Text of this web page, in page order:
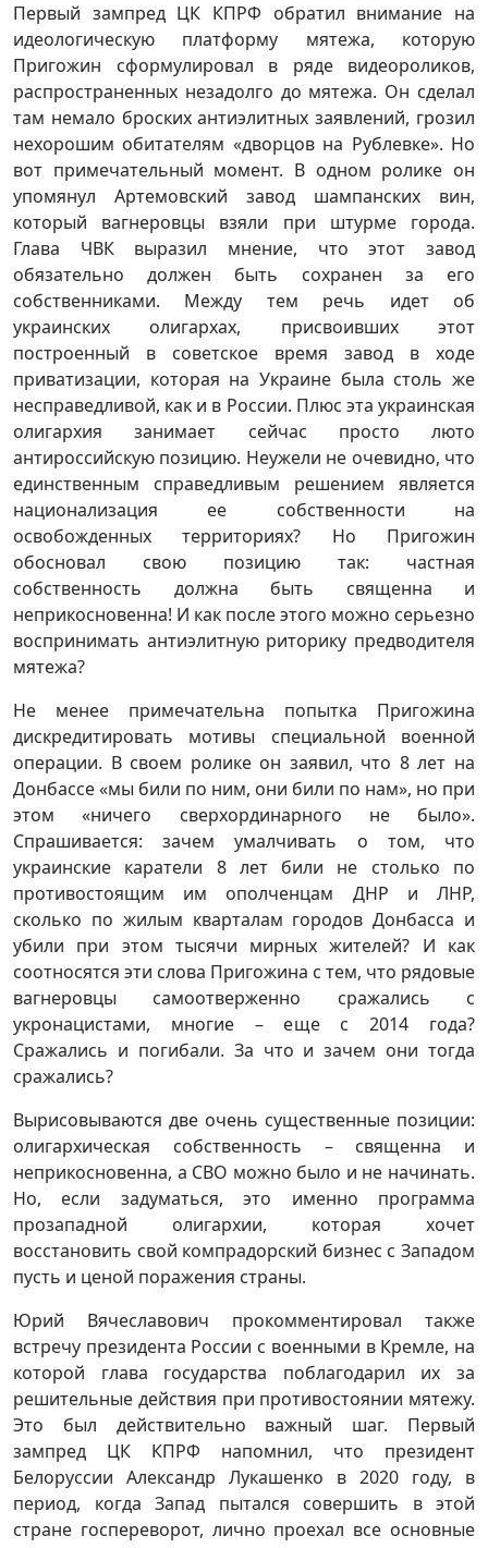
Первый зампред ЦК КПРФ обратил внимание на
идеологическую платформу мятежа, которую
Пригожин сформулировал в ряде видеороликов,
распространенных незадолго до мятежа. Он сделал
там немало броских антиэлитных заявлений, грозил
нехорошим обитателям «дворцов на Рублевке». Но
вот примечательный момент. В одном ролике он
упомянул Артемовский завод шампанских вин,
который вагнеровцы взяли при штурме города.
Глава ЧВК выразил мнение, что этот завод
обязательно должен быть сохранен за его
собственниками. Между тем речь идет об
украинских олигархах, присвоивших этот
построенный в советское время завод в ходе
приватизации, которая на Украине была столь же
несправедливой, как и в России. Плюс эта украинская
олигархия занимает сейчас просто люто
антироссийскую позицию. Неужели не очевидно, что
единственным справедливым решением является
национализация ее собственности на
освобожденных территориях? Но Пригожин
обосновал свою позицию так: частная
собственность должна быть священна и
неприкосновенна! И как после этого можно серьезно
воспринимать антиэлитную риторику предводителя
мятежа?
Не менее примечательна попытка Пригожина
дискредитировать мотивы специальной военной
операции. В своем ролике он заявил, что 8 лет на
Донбассе «мы били по ним, они били по нам», но при
этом «ничего сверхординарного не было».
Спрашивается: зачем умалчивать о том, что
украинские каратели 8 лет били не столько по
противостоящим им ополченцам ДНР и ЛНР,
сколько по жилым кварталам городов Донбасса и
убили при этом тысячи мирных жителей? И как
соотносятся эти слова Пригожина с тем, что рядовые
вагнеровцы самоотверженно сражались с
укронацистами, многие – еще с 2014 года?
Сражались и погибали. За что и зачем они тогда
сражались?
Вырисовываются две очень существенные позиции:
олигархическая собственность – священна и
неприкосновенна, а СВО можно было и не начинать.
Но, если задуматься, это именно программа
прозападной олигархии, которая хочет
восстановить свой компрадорский бизнес с Западом
пусть и ценой поражения страны.
Юрий Вячеславович прокомментировал также
встречу президента России с военными в Кремле, на
которой глава государства поблагодарил их за
решительные действия при противостоянии мятежу.
Это был действительно важный шаг. Первый
зампред ЦК КПРФ напомнил, что президент
Белоруссии Александр Лукашенко в 2020 году, в
период, когда Запад пытался совершить в этой
стране госпереворот, лично проехал все основные